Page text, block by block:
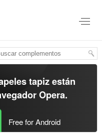
tapiz están
Opera.
Free for Android